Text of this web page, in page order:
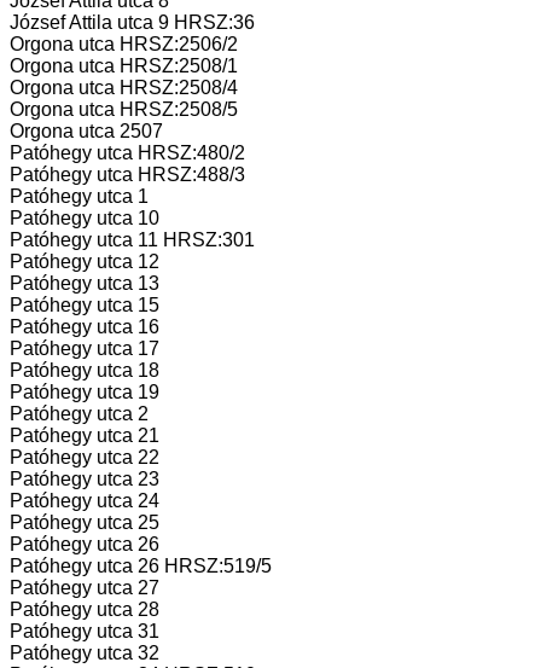
József Attila utca 9 HRSZ:36
Orgona utca HRSZ:2506/2
Orgona utca HRSZ:2508/1
Orgona utca HRSZ:2508/4
Orgona utca HRSZ:2508/5
Orgona utca 2507
Patóhegy utca HRSZ:480/2
Patóhegy utca HRSZ:488/3
Patóhegy utca 1
Patóhegy utca 10
Patóhegy utca 11 HRSZ:301
Patóhegy utca 12
Patóhegy utca 13
Patóhegy utca 15
Patóhegy utca 16
Patóhegy utca 17
Patóhegy utca 18
Patóhegy utca 19
Patóhegy utca 2
Patóhegy utca 21
Patóhegy utca 22
Patóhegy utca 23
Patóhegy utca 24
Patóhegy utca 25
Patóhegy utca 26
Patóhegy utca 26 HRSZ:519/5
Patóhegy utca 27
Patóhegy utca 28
Patóhegy utca 31
Patóhegy utca 32